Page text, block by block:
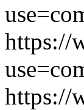
https://
https://